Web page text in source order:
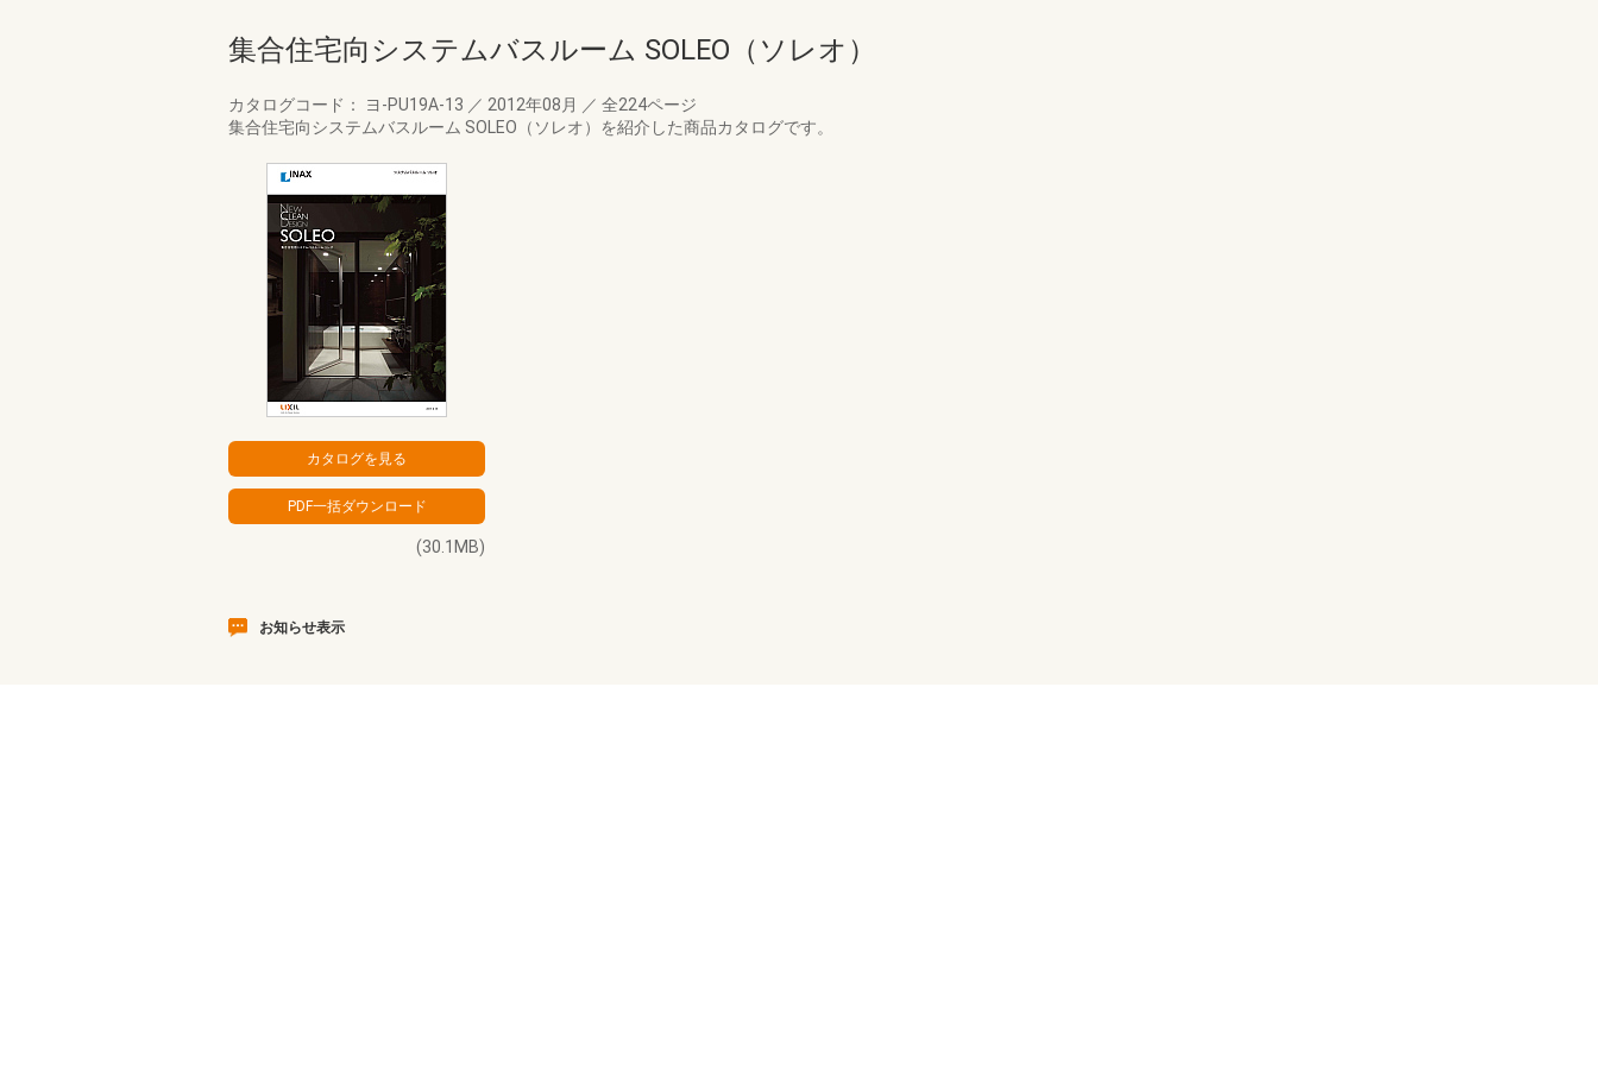
集合住宅向システムバスルーム SOLEO（ソレオ）
カタログコード： ヨ-PU19A-13 ／ 2012年08月 ／ 全224ページ
集合住宅向システムバスルーム SOLEO（ソレオ）を紹介した商品カタログです。
(30.1MB)
お知らせ表示